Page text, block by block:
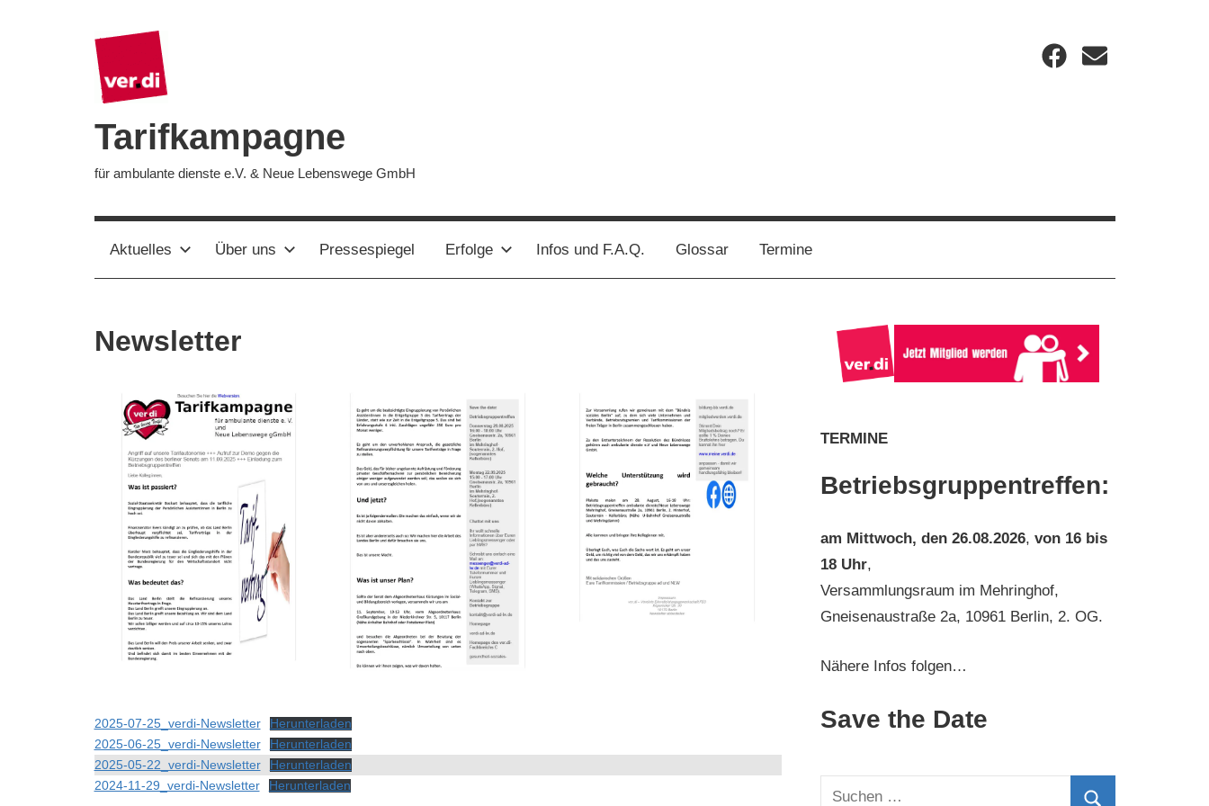
Tarifkampagne
für ambulante dienste e.V. & Neue Lebenswege GmbH
Facebook
Email
Aktuelles Über uns Pressespiegel Erfolge Infos und F.A.Q. Glossar Termine
Newsletter
2025-07-25_verdi-Newsletter
Herunterladen
2025-06-25_verdi-Newsletter
Herunterladen
2025-05-22_verdi-Newsletter
Herunterladen
2024-11-29_verdi-Newsletter
Herunterladen
TERMINE
Betriebsgruppentreffen:
am Mittwoch, den 26.08.2026, von 16 bis
18 Uhr,
Versammlungsraum im Mehringhof,
Gneisenaustraße 2a, 10961 Berlin, 2. OG.
Nähere Infos folgen…
Save the Date
Suchen